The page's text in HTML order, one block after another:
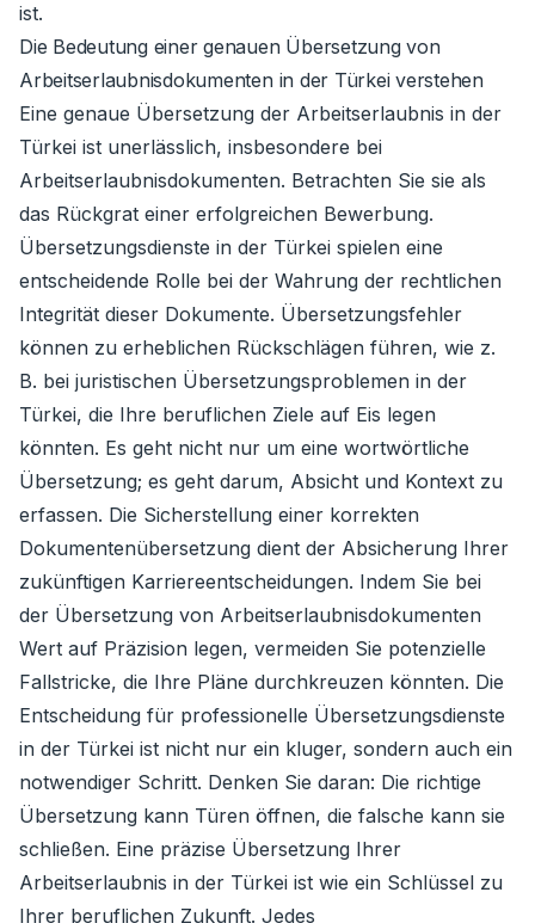
ist.
Die Bedeutung einer genauen Übersetzung von
Arbeitserlaubnisdokumenten in der Türkei verstehen
Eine genaue Übersetzung der Arbeitserlaubnis in der
Türkei ist unerlässlich, insbesondere bei
Arbeitserlaubnisdokumenten. Betrachten Sie sie als
das Rückgrat einer erfolgreichen Bewerbung.
Übersetzungsdienste in der Türkei spielen eine
entscheidende Rolle bei der Wahrung der rechtlichen
Integrität dieser Dokumente. Übersetzungsfehler
können zu erheblichen Rückschlägen führen, wie z.
B. bei juristischen Übersetzungsproblemen in der
Türkei, die Ihre beruflichen Ziele auf Eis legen
könnten. Es geht nicht nur um eine wortwörtliche
Übersetzung; es geht darum, Absicht und Kontext zu
erfassen. Die Sicherstellung einer korrekten
Dokumentenübersetzung dient der Absicherung Ihrer
zukünftigen Karriereentscheidungen. Indem Sie bei
der Übersetzung von Arbeitserlaubnisdokumenten
Wert auf Präzision legen, vermeiden Sie potenzielle
Fallstricke, die Ihre Pläne durchkreuzen könnten. Die
Entscheidung für professionelle Übersetzungsdienste
in der Türkei ist nicht nur ein kluger, sondern auch ein
notwendiger Schritt. Denken Sie daran: Die richtige
Übersetzung kann Türen öffnen, die falsche kann sie
schließen. Eine präzise Übersetzung Ihrer
Arbeitserlaubnis in der Türkei ist wie ein Schlüssel zu
Ihrer beruflichen Zukunft. Jedes